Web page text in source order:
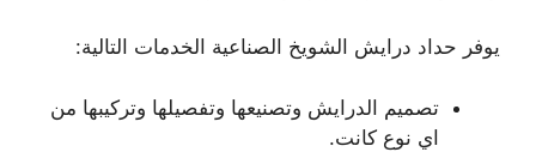
يوفر حداد درايش الشويخ الصناعية الخدمات التالية:
تصميم الدرايش وتصنيعها وتفصيلها وتركيبها من
اي نوع كانت.